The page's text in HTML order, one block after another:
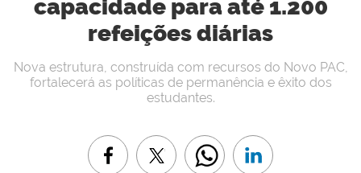
capacidade para até 1.200
refeições diárias
Nova estrutura, construída com recursos do Novo PAC,
fortalecerá as políticas de permanência e êxito dos
estudantes.